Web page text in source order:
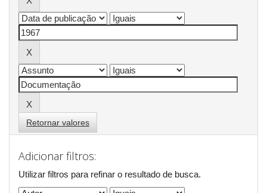
Retornar valores
Adicionar filtros:
Utilizar filtros para refinar o resultado de busca.